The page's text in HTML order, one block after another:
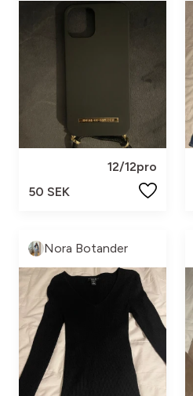
12/12pro
50 SEK
Nora Botander